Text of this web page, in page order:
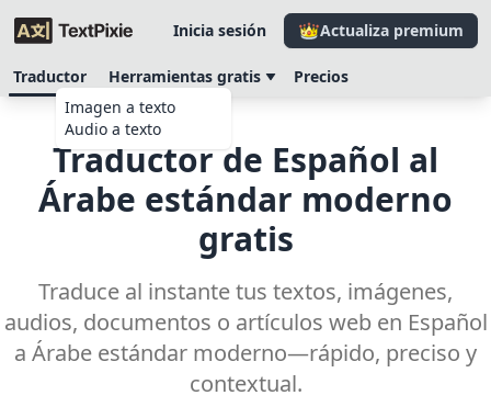
Inicia sesión Actualiza premium
Traductor
Herramientas gratis
Imagen a texto
Audio a texto
Precios
Traductor de Español al
Árabe estándar moderno
gratis
Traduce al instante tus textos, imágenes,
audios, documentos o artículos web en Español
a Árabe estándar moderno—rápido, preciso y
contextual.